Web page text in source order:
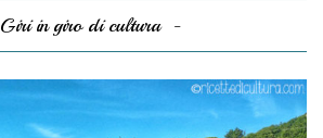
Giri in giro di cultura